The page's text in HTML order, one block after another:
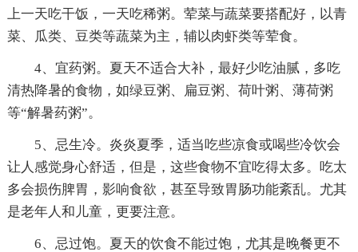
上一天吃干饭，一天吃稀粥。荤菜与蔬菜要搭配好，以青
菜、瓜类、豆类等蔬菜为主，辅以肉虾类等荤食。
4、宜药粥。夏天不适合大补，最好少吃油腻，多吃
清热降暑的食物，如绿豆粥、扁豆粥、荷叶粥、薄荷粥
等“解暑药粥”。
5、忌生冷。炎炎夏季，适当吃些凉食或喝些冷饮会
让人感觉身心舒适，但是，这些食物不宜吃得太多。吃太
多会损伤脾胃，影响食欲，甚至导致胃肠功能紊乱。尤其
是老年人和儿童，更要注意。
6、忌过饱。夏天的饮食不能过饱，尤其是晚餐更不